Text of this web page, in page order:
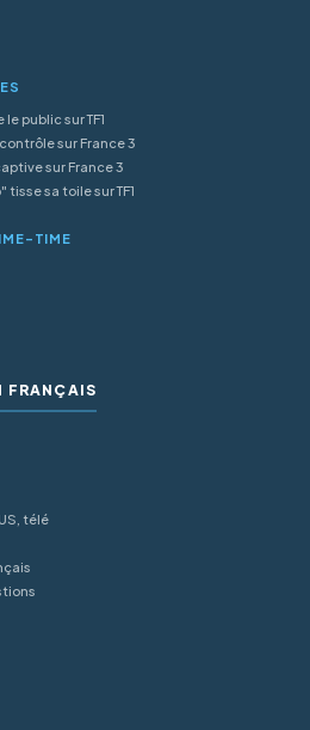
public sur TF1
sur France 3
sur France 3
tisse sa toile sur TF1
TIME
FRANÇAIS
télé